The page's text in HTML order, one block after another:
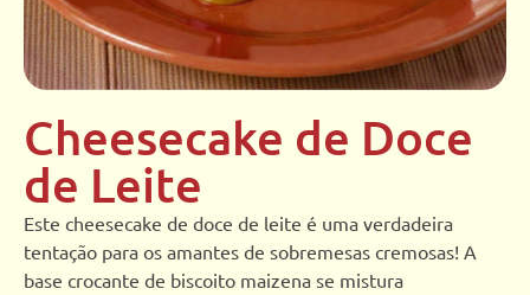
Cheesecake de Doce
de Leite
Este cheesecake de doce de leite é uma verdadeira
tentação para os amantes de sobremesas cremosas! A
base crocante de biscoito maizena se mistura